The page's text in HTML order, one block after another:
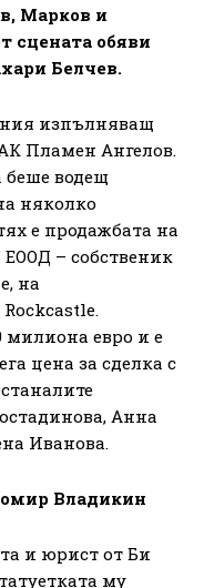
Марков и
сцената обяви
Белчев.
изпълняващ
Пламен Ангелов.
беше водещ
няколко
е продажбата на
ЕООД – собственик
на
милиона евро и е
цена за сделка с
Анна
Иванова.
Владикин
и юрист от Би
му